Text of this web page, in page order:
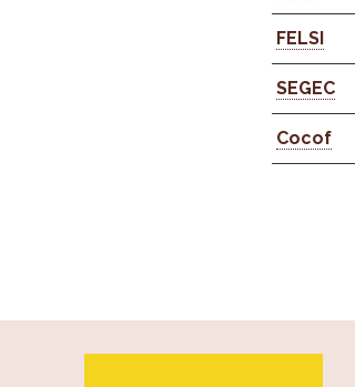
FELSI
SEGEC
Cocof